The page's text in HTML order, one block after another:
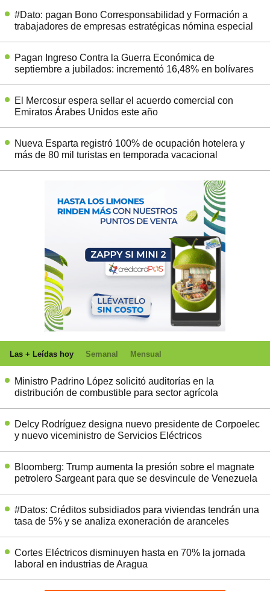
#Dato: pagan Bono Corresponsabilidad y Formación a
trabajadores de empresas estratégicas nómina especial
Pagan Ingreso Contra la Guerra Económica de
septiembre a jubilados: incrementó 16,48% en bolívares
El Mercosur espera sellar el acuerdo comercial con
Emiratos Árabes Unidos este año
Nueva Esparta registró 100% de ocupación hotelera y
más de 80 mil turistas en temporada vacacional
Las + Leídas hoy Semanal Mensual
Ministro Padrino López solicitó auditorías en la
distribución de combustible para sector agrícola
Delcy Rodríguez designa nuevo presidente de Corpoelec
y nuevo viceministro de Servicios Eléctricos
Bloomberg: Trump aumenta la presión sobre el magnate
petrolero Sargeant para que se desvincule de Venezuela
#Datos: Créditos subsidiados para viviendas tendrán una
tasa de 5% y se analiza exoneración de aranceles
Cortes Eléctricos disminuyen hasta en 70% la jornada
laboral en industrias de Aragua